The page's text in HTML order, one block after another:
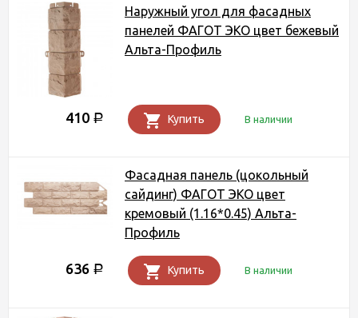
Наружный угол для фасадных
панелей ФАГОТ ЭКО цвет бежевый
Альта-Профиль
410 Р Купить В наличии
Фасадная панель (цокольный
сайдинг) ФАГОТ ЭКО цвет
кремовый (1.16*0.45) Альта-
Профиль
636 Р Купить В наличии